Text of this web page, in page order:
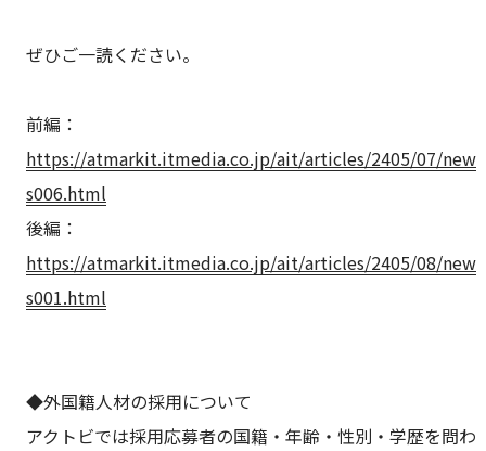
ぜひご一読ください。
前編：
https://atmarkit.itmedia.co.jp/ait/articles/2405/07/new
s006.html
後編：
https://atmarkit.itmedia.co.jp/ait/articles/2405/08/new
s001.html
◆外国籍人材の採用について
アクトビでは採用応募者の国籍・年齢・性別・学歴を問わ